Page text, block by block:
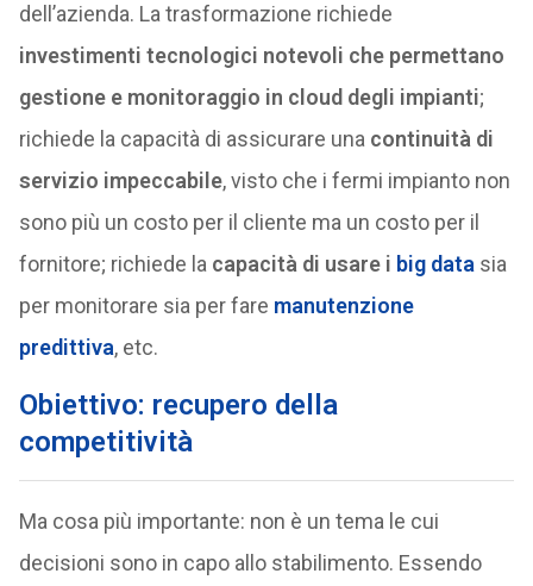
dell’azienda. La trasformazione richiede
investimenti tecnologici notevoli che permettano
gestione e monitoraggio in cloud degli impianti;
richiede la capacità di assicurare una continuità di
servizio impeccabile, visto che i fermi impianto non
sono più un costo per il cliente ma un costo per il
fornitore; richiede la capacità di usare i big data sia
per monitorare sia per fare manutenzione
predittiva, etc.
Obiettivo: recupero della
competitività
Ma cosa più importante: non è un tema le cui
decisioni sono in capo allo stabilimento. Essendo